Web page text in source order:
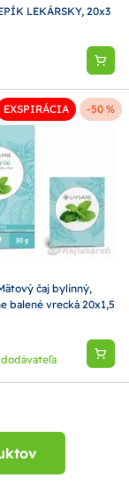
LEKÁRSKY, 20x3
EXSPIRÁCIA -50 %
čaj bylinný,
balené vrecká 20x1,5